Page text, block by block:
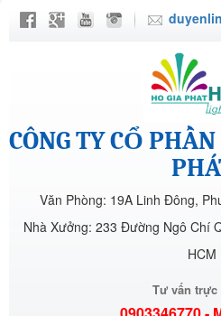
CÔNG TY CỔ
Văn Phòng: 19A Linh Đông,
Nhà Xưởng: 233 Đường Ngô Chí
HCM
Tư vấn trực